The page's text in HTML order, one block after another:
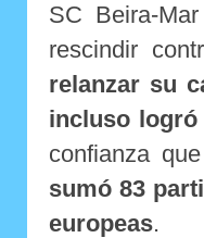
SC Beira-
rescindir
relanzar su
incluso logró
confianza
sumó 83
europeas.